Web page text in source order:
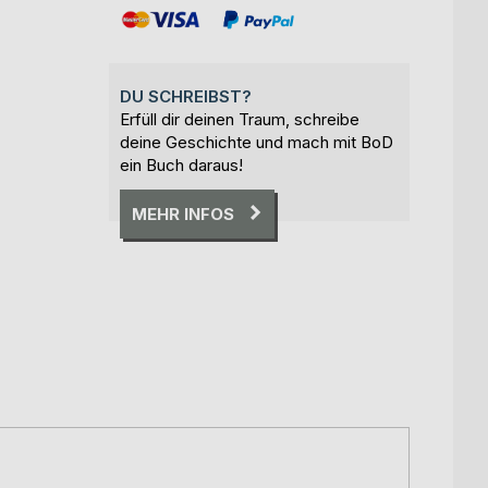
DU SCHREIBST?
Erfüll dir deinen Traum, schreibe
deine Geschichte und mach mit BoD
ein Buch daraus!
MEHR INFOS